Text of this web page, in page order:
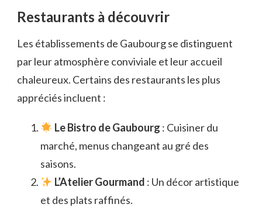
Restaurants à découvrir
Les établissements de Gaubourg se distinguent
par leur atmosphère conviviale et leur accueil
chaleureux. Certains des restaurants les plus
appréciés incluent :
Le Bistro de Gaubourg : Cuisiner du
marché, menus changeant au gré des
saisons.
L’Atelier Gourmand : Un décor artistique
et des plats raffinés.